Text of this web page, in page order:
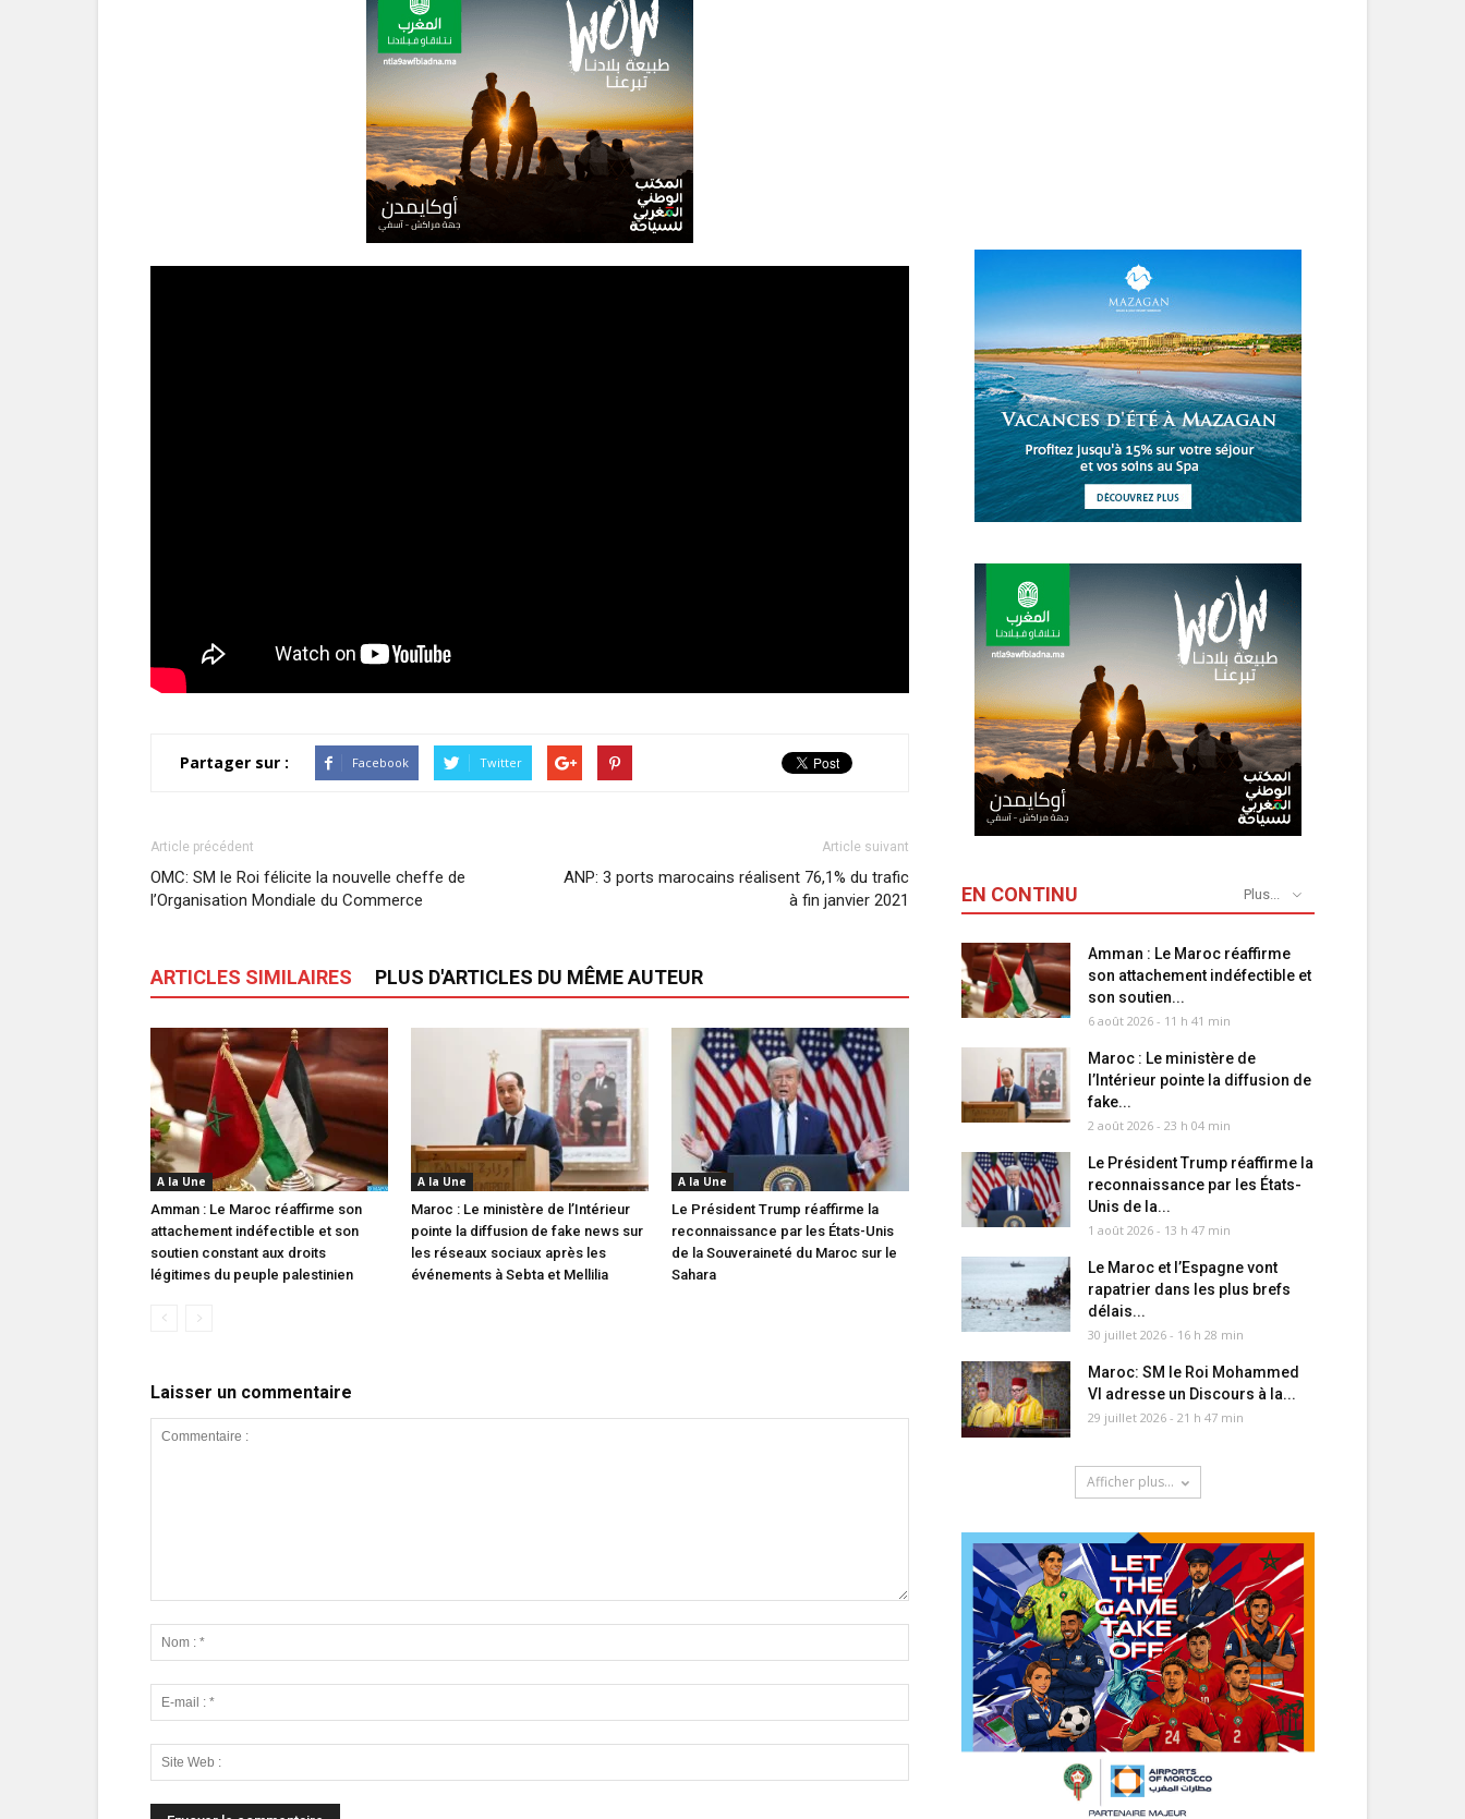
Partager sur : Facebook Twitter
Article précédent
OMC: SM le Roi félicite la nouvelle cheffe de
l’Organisation Mondiale du Commerce
Article suivant
ANP: 3 ports marocains réalisent 76,1% du trafic
à fin janvier 2021
ARTICLES SIMILAIRES PLUS D'ARTICLES DU MÊME AUTEUR
A la Une
Amman : Le Maroc réaffirme son
attachement indéfectible et son
soutien constant aux droits
légitimes du peuple palestinien
A la Une
Maroc : Le ministère de l’Intérieur
pointe la diffusion de fake news sur
les réseaux sociaux après les
événements à Sebta et Mellilia
A la Une
Le Président Trump réaffirme la
reconnaissance par les États-Unis
de la Souveraineté du Maroc sur le
Sahara
Laisser un commentaire
EN CONTINU Plus...
Amman : Le Maroc réaffirme
son attachement indéfectible et
son soutien...
6 août 2026 - 11 h 41 min
Maroc : Le ministère de
l’Intérieur pointe la diffusion de
fake...
2 août 2026 - 23 h 04 min
Le Président Trump réaffirme la
reconnaissance par les États-
Unis de la...
1 août 2026 - 13 h 47 min
Le Maroc et l’Espagne vont
rapatrier dans les plus brefs
délais...
30 juillet 2026 - 16 h 28 min
Maroc: SM le Roi Mohammed
VI adresse un Discours à la...
29 juillet 2026 - 21 h 47 min
Afficher plus...